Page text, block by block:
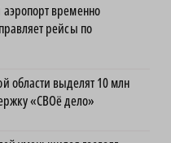
временно
рейсы по
области выделят 10 млн
«СВОё дело»